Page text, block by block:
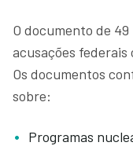
O documento de
acusações
Os documentos
sobre:
Programas